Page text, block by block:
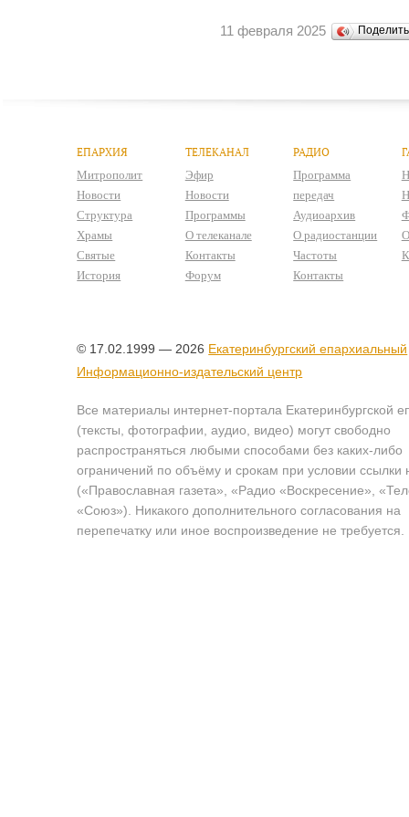
11 февраля 2025
ЕПАРХИЯ
Митрополит
Новости
Структура
Храмы
Святые
История
ТЕЛЕКАНАЛ
Эфир
Новости
Программы
О телеканале
Контакты
Форум
РАДИО
Программа
передач
Аудиоархив
О радиостанции
Частоты
Контакты
© 17.02.1999 — 2026 Екатеринбургский епархиальный
Информационно-издательский центр
Все материалы интернет-портала Екатеринбургской
(тексты, фотографии, аудио, видео) могут свободно
распространяться любыми способами без каких-либо
ограничений по объёму и срокам при условии ссылки
(«Православная газета», «Радио «Воскресение»,
«Союз»). Никакого дополнительного согласования на
перепечатку или иное воспроизведение не требуется.